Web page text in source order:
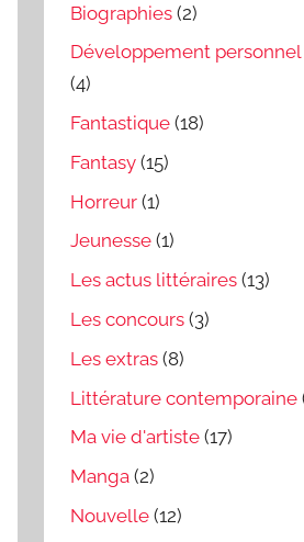
Biographies (2)
Développement
(4)
Fantastique (18)
Fantasy (15)
Horreur (1)
Jeunesse (1)
Les actus littéraires (13)
Les concours (3)
Les extras (8)
Littérature contemporaine
Ma vie d'artiste (17)
Manga (2)
Nouvelle (12)